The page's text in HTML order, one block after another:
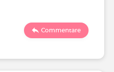
Commentare